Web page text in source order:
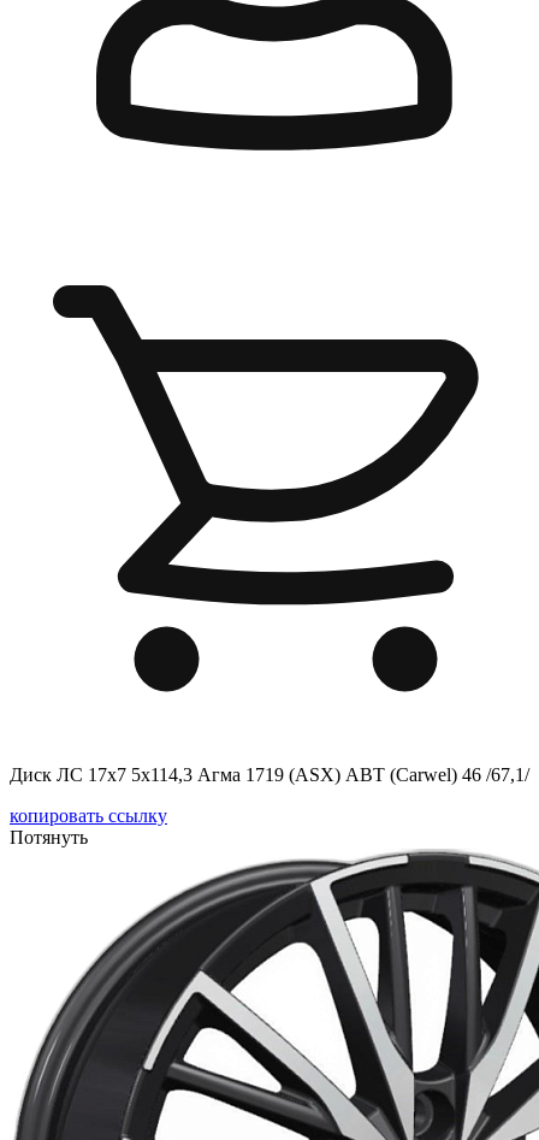
Диск ЛС 17x7 5x114,3 Агма 1719 (ASX) ABT (Carwel) 46 /67,1/
копировать ссылку
Потянуть